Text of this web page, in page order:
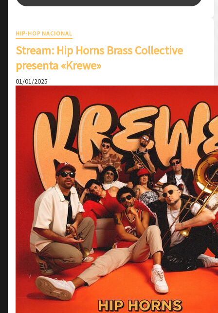
HIP-HOP NACIONAL
Stream: Hip Horns Brass Collective
presenta «Krewe»
01/01/2025